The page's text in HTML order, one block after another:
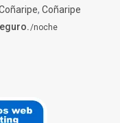
, Coñaripe
/noche